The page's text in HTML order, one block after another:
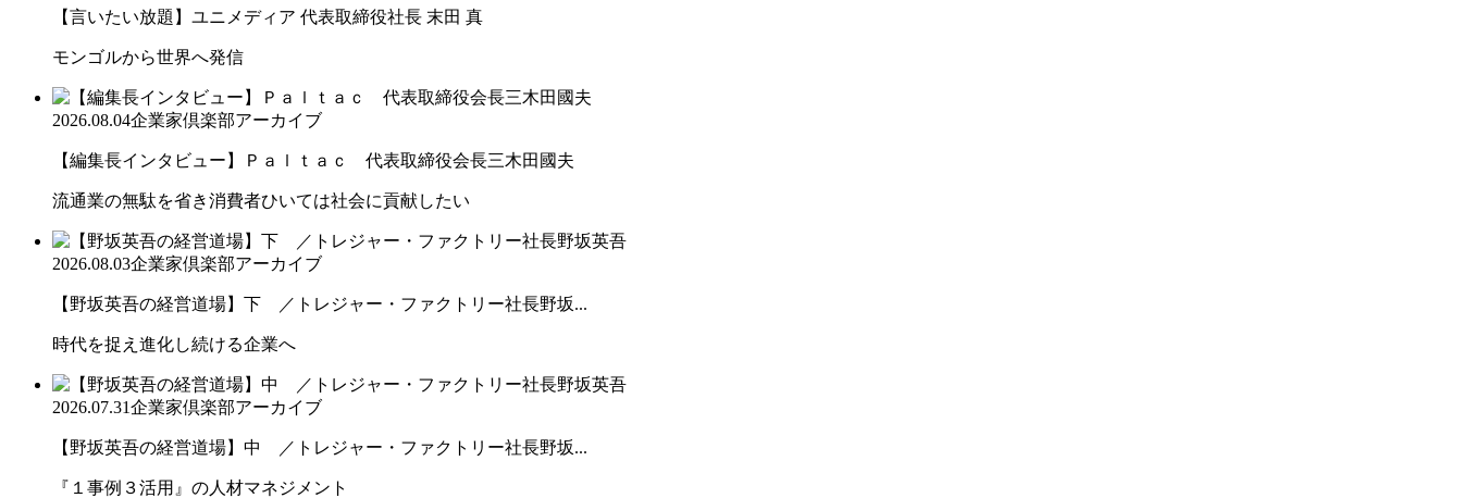
【言いたい放題】ユニメディア 代表取締役社長 末田 真
モンゴルから世界へ発信
2026.08.04企業家倶楽部アーカイブ
【編集長インタビュー】Ｐａｌｔａｃ 代表取締役会長三木田國夫
流通業の無駄を省き消費者ひいては社会に貢献したい
2026.08.03企業家倶楽部アーカイブ
【野坂英吾の経営道場】下 ／トレジャー・ファクトリー社長野坂...
時代を捉え進化し続ける企業へ
2026.07.31企業家倶楽部アーカイブ
【野坂英吾の経営道場】中 ／トレジャー・ファクトリー社長野坂...
『１事例３活用』の人材マネジメント